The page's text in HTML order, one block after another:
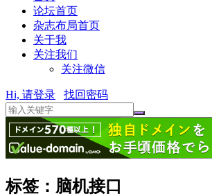
论坛首页
杂志布局首页
关于我
关注我们
关注微信
Hi, 请登录 找回密码
标签：脑机接口